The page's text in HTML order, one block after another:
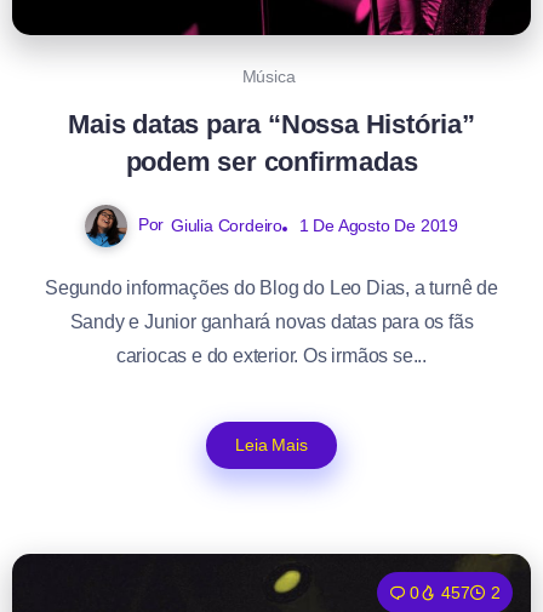
Música
Mais datas para “Nossa História”
podem ser confirmadas
Por Giulia Cordeiro 1 De Agosto De 2019
Segundo informações do Blog do Leo Dias, a turnê de
Sandy e Junior ganhará novas datas para os fãs
cariocas e do exterior. Os irmãos se...
Leia Mais
0 457 2